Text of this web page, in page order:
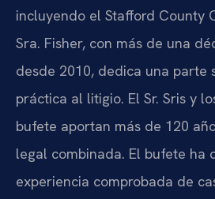
incluyendo el Stafford County
Sra. Fisher, con más de una
desde 2010, dedica una parte
práctica al litigio. El Sr. Sris y
bufete aportan más de 120
legal combinada. El bufete ha
experiencia comprobada de